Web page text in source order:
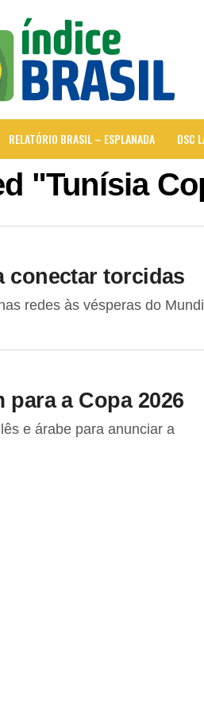
RELATÓRIO BRASIL – ESPLANADA DSC
"Tunísia
conectar torcidas
redes às vésperas do
a Copa 2026
e árabe para anunciar a